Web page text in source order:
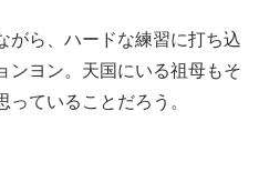
がら、ハードな練習に打ち込
ンヨン。天国にいる祖母もそ
ていることだろう。